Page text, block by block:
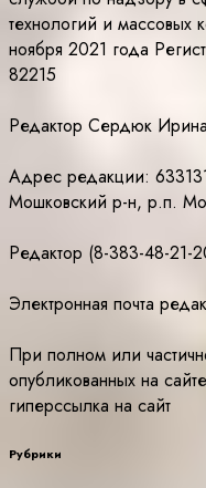
технологий и массовых
ноября 2021 года
82215
Редактор Сердюк
Адрес редакции:
Мошковский р-н, р.п.
Редактор (8-383-48-21-
Электронная почта
При полном или
опубликованных на
гиперссылка на сайт
Рубрики